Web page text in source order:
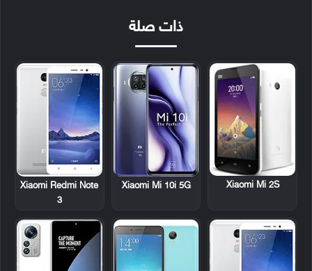
ذات صلة
Xiaomi Mi 2S
Xiaomi Mi 10i 5G
Xiaomi Redmi Note
3